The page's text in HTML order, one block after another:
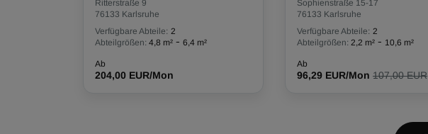
Ritterstraße 9
76133 Karlsruhe
Verfügbare Abteile: 2
Abteilgrößen: 4,8 m² - 6,4 m²
Ab
204,00 EUR/Mon
Sophienstraße 15-17
76133 Karlsruhe
Verfügbare Abteile: 2
Abteilgrößen: 2,2 m² - 10,6 m²
Ab
96,29 EUR/Mon 107,00 EUR